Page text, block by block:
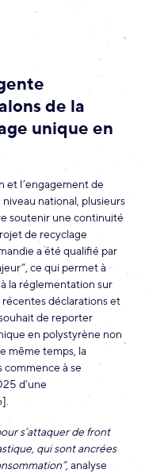
de la
unique en
et l’engagement de
national, plusieurs
soutenir une continuité
de recyclage
a été qualifié par
ce qui permet à
la réglementation sur
déclarations et
de reporter
en polystyrène non
même temps, la
commence à se
d’une
s’attaquer de front
qui sont ancrées
, analyse